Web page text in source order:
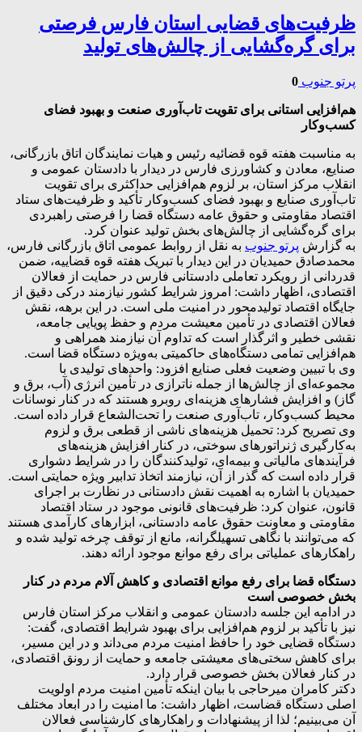
ظرفیت‌های قضایی استان فارس فرصتی
برای گره‌گشایی از چالش‌های تولید
پرتو جنوب 0
هم‌افزایی استانی برای تقویت تاب‌آوری صنعت و بهبود فضای
کسب‌وکار
به مناسبت هفته قوه قضائیه رئیس و هیات نمایندگان اتاق بازرگانی،
صنایع، معادن و کشاورزی فارس در دیدار با دادستان عمومی و
انقلاب مرکز استان، بر لزوم هم‌افزایی حداکثری برای تقویت
تاب‌آوری صنایع و بهبود فضای کسب‌وکار تأکید و ظرفیت‌های ستاد
اقتصاد مقاومتی و حقوق عامه دستگاه قضا را فرصتی راهبردی
برای گره‌گشایی از چالش‌های بخش تولید عنوان کرد.
به گزارش پرتو جنوب به نقل از روابط عمومی اتاق بازرگانی فارس،
محمدصادق حمیدیان در این دیدار با تبریک هفته قوه قضاییه، ضمن
قدردانی از رویکرد تعاملی دادستانی فارس در حمایت از فعالان
اقتصادی، اظهار داشت: امروز شرایط کشور نیازمند درکی دقیق از
جایگاه اقتصاد تولیدمحور در امنیت ملی است. در این برهه، نقش
فعالان اقتصادی در تأمین معیشت مردم و حفظ پویایی جامعه،
نقشی خطیر و اثرگذار است که تداوم آن نیازمند همراهی و
هم‌افزایی تمامی دستگاه‌های حاکمیتی به‌ویژه دستگاه قضا است.
وی با تبیین وضعیت فعلی صنایع افزود: واحدهای تولیدی با
مجموعه‌ای از چالش‌ها از جمله ناترازی در تأمین انرژی (آب، برق و
گاز) و افزایش فشارهای هزینه‌ای روبرو هستند که در کنار نوسانات
محیط کسب‌وکار، تاب‌آوری صنعت را تحت‌الشعاع قرار داده است.
وی تصریح کرد: تحمیل هزینه‌های ناشی از قطعی برق و لزوم
به‌کارگیری ژنراتورهای سوختی، در کنار افزایش هزینه‌های
فرآیندهای مالیاتی و بیمه‌ای، تولیدکنندگان را در شرایط دشواری
قرار داده است که گذر از آن، نیازمند اتخاذ تدابیر ویژه حمایتی است.
حمیدیان با اشاره به اهمیت نقش دادستانی در نظارت بر اجرای
قانون، عنوان کرد: ظرفیت‌های قانونی موجود در ستاد اقتصاد
مقاومتی و معاونت حقوق عامه دادستانی، ابزارهای کارآمدی هستند
که می‌توانند با نگاهی تسهیلگرانه، مانع از توقف چرخه تولید شده و
راهکارهای عملیاتی برای رفع موانع موجود ارائه دهند.
دستگاه قضا برای رفع موانع اقتصادی و کاهش آلام مردم در کنار
بخش خصوصی است
در ادامه این جلسه دادستان عمومی و انقلاب مرکز استان فارس
نیز با تأکید بر لزوم هم‌افزایی برای بهبود شرایط اقتصادی، گفت:
دستگاه قضایی خود را حافظ امنیت مردم می‌داند و در این مسیر،
برای کاهش سختی‌های معیشتی جامعه و حمایت از رونق اقتصادی،
در کنار فعالان بخش خصوصی قرار دارد.
دکتر کامران میرحاجی با بیان اینکه تأمین امنیت مردم اولویت
اصلی دستگاه قضاست، اظهار داشت: ما امنیت را در ابعاد مختلف
آن می‌بینیم؛ لذا از پیشنهادات و راهکارهای کارشناسی فعالان